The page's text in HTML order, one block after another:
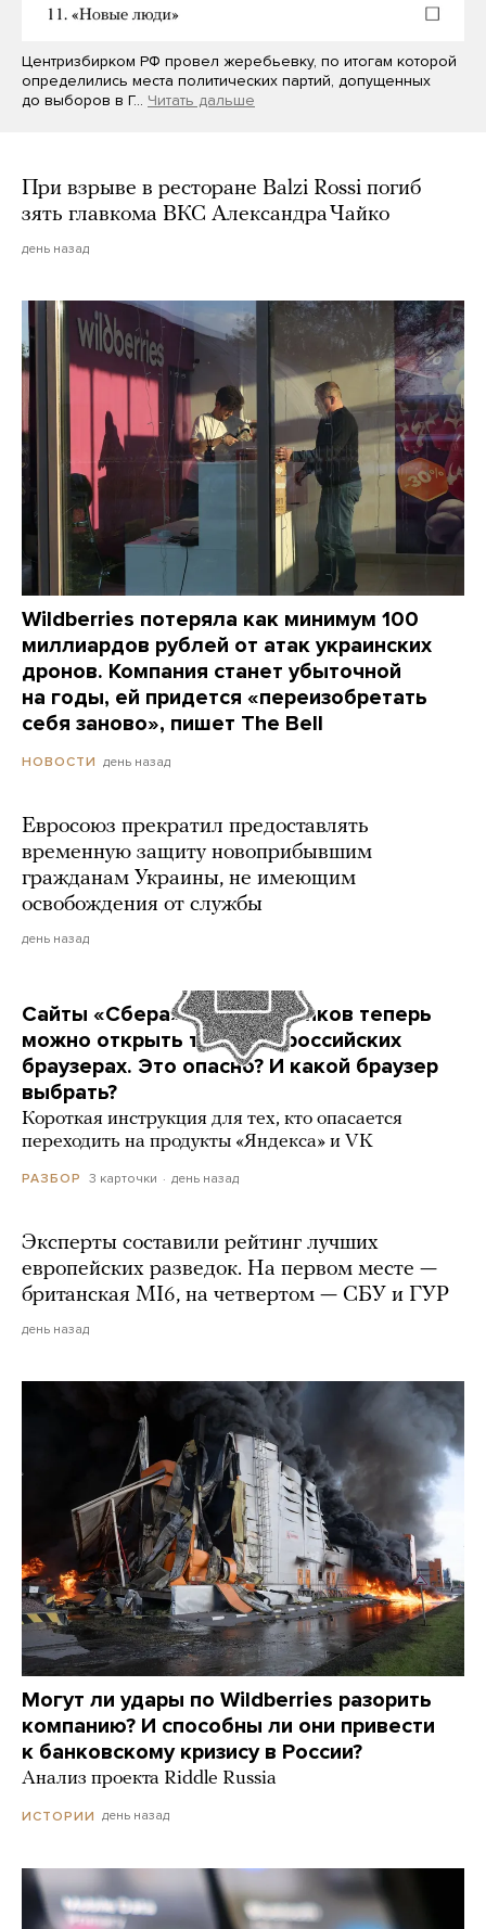
Центризбирком РФ провел жеребьевку, по итогам которой
определились места политических партий, допущенных
до выборов в Г… Читать дальше
При взрыве в ресторане Balzi Rossi погиб
зять главкома ВКС Александра Чайко
день назад
Wildberries потеряла как минимум 100
миллиардов рублей от атак украинских
дронов. Компания станет убыточной
на годы, ей придется «переизобретать
себя заново», пишет The Bell
НОВОСТИ день назад
Евросоюз прекратил предоставлять
временную защиту новоприбывшим
гражданам Украины, не имеющим
освобождения от службы
день назад
Сайты «Сбера» и других банков теперь
можно открыть только в российских
браузерах. Это опасно? И какой браузер
выбрать?
Короткая инструкция для тех, кто опасается
переходить на продукты «Яндекса» и VK
РАЗБОР 3 карточки день назад
Эксперты составили рейтинг лучших
европейских разведок. На первом месте —
британская MI6, на четвертом — СБУ и ГУР
день назад
Могут ли удары по Wildberries разорить
компанию? И способны ли они привести
к банковскому кризису в России?
Анализ проекта Riddle Russia
ИСТОРИИ день назад